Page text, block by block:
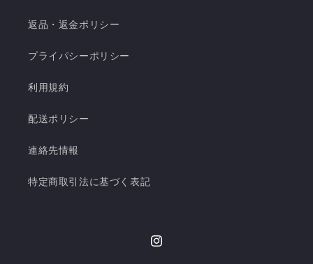
返品・返金ポリシー
プライパシーポリシー
利用規約
配送ポリシー
連絡先情報
特定商取引法に基づく表記
Instagram